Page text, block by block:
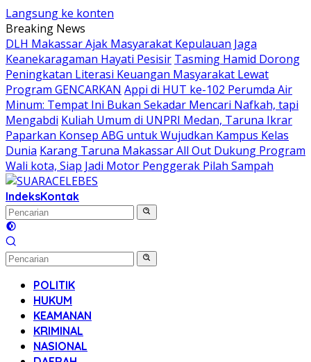
Langsung ke konten
Breaking News
DLH Makassar Ajak Masyarakat Kepulauan Jaga
Keanekaragaman Hayati Pesisir Tasming Hamid Dorong
Peningkatan Literasi Keuangan Masyarakat Lewat
Program GENCARKAN Appi di HUT ke-102 Perumda Air
Minum: Tempat Ini Bukan Sekadar Mencari Nafkah, tapi
Mengabdi Kuliah Umum di UNPRI Medan, Taruna Ikrar
Paparkan Konsep ABG untuk Wujudkan Kampus Kelas
Dunia Karang Taruna Makassar All Out Dukung Program
Wali kota, Siap Jadi Motor Penggerak Pilah Sampah
IndeksKontak
POLITIK
HUKUM
KEAMANAN
KRIMINAL
NASIONAL